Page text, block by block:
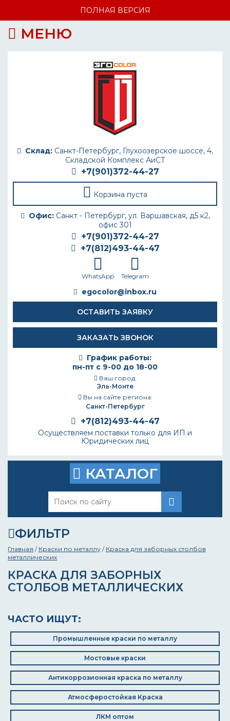
ПОЛНАЯ ВЕРСИЯ
МЕНЮ
Склад: Санкт-Петербург, Глухоозерское шоссе, 4,
Складской Комплекс АиСТ
+7(901)372-44-27
Корзина пуста
Офис:Санкт - Петербург, ул. Варшавская, д5 к2,
офис 301
+7(901)372-44-27
+7(812)493-44-47
WhatsApp Telegram
egocolor@inbox.ru
ОСТАВИТЬ ЗАЯВКУ
ЗАКАЗАТЬ ЗВОНОК
График работы:
пн-пт с 9-00 до 18-00
Ваш город:
Эль-Монте
Вы на сайте региона:
Санкт-Петербург
+7(812)493-44-47
Осуществляем поставки только для ИП и
Юридических лиц
КАТАЛОГ
ФИЛЬТР
Главная / Краски по металлу / Краска для заборных столбов
металлических
КРАСКА ДЛЯ ЗАБОРНЫХ
СТОЛБОВ МЕТАЛЛИЧЕСКИХ
ЧАСТО ИЩУТ:
Промышленные краски по металлу
Мостовые краски
Антикоррозионная краска по металлу
Атмосферостойкая Краска
ЛКМ оптом